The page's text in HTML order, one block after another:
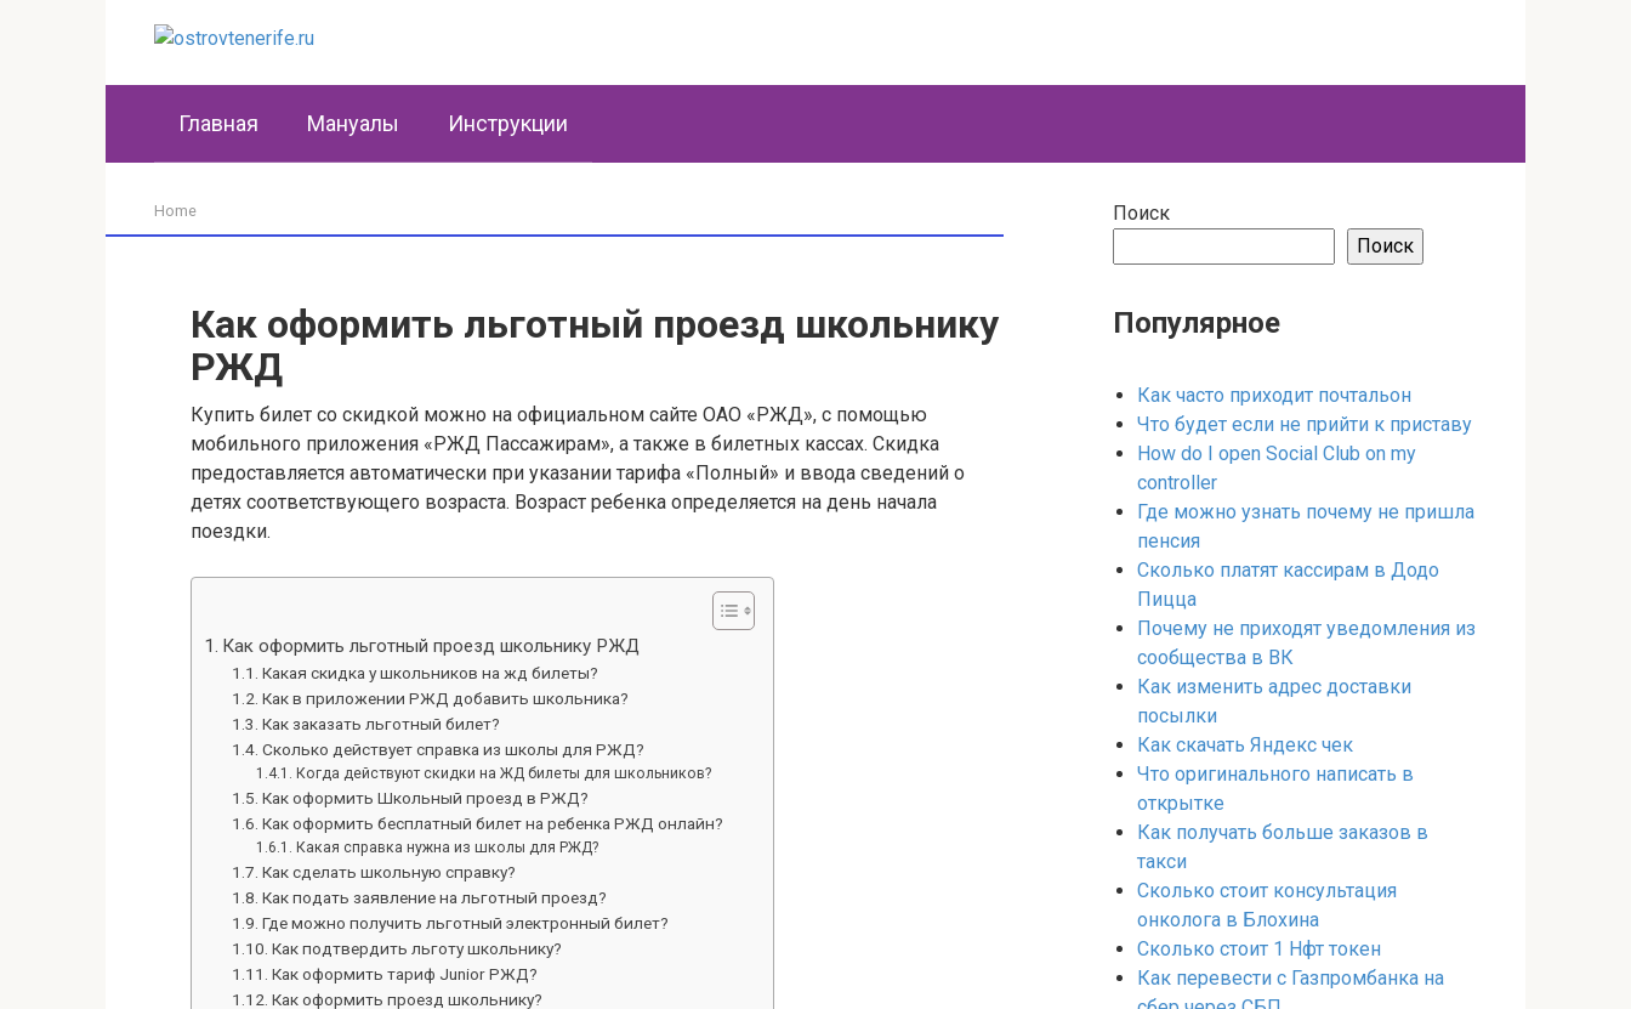
Главная Мануалы Инструкции
Home
Как оформить льготный проезд школьнику
РЖД
Купить билет со скидкой можно на официальном сайте ОАО «РЖД», с помощью
мобильного приложения «РЖД Пассажирам», а также в билетных кассах. Скидка
предоставляется автоматически при указании тарифа «Полный» и ввода сведений о
детях соответствующего возраста. Возраст ребенка определяется на день начала
поездки.
Как оформить льготный проезд школьнику РЖД
Какая скидка у школьников на жд билеты?
Как в приложении РЖД добавить школьника?
Как заказать льготный билет?
Сколько действует справка из школы для РЖД?
Когда действуют скидки на ЖД билеты для школьников?
Как оформить Школьный проезд в РЖД?
Как оформить бесплатный билет на ребенка РЖД онлайн?
Какая справка нужна из школы для РЖД?
Как сделать школьную справку?
Как подать заявление на льготный проезд?
Где можно получить льготный электронный билет?
Как подтвердить льготу школьнику?
Как оформить тариф Junior РЖД?
Как оформить проезд школьнику?
Поиск
Поиск
Популярное
Как часто приходит почтальон
Что будет если не прийти к приставу
How do I open Social Club on my
controller
Где можно узнать почему не пришла
пенсия
Сколько платят кассирам в Додо
Пицца
Почему не приходят уведомления из
сообщества в ВК
Как изменить адрес доставки
посылки
Как скачать Яндекс чек
Что оригинального написать в
открытке
Как получать больше заказов в
такси
Сколько стоит консультация
онколога в Блохина
Сколько стоит 1 Нфт токен
Как перевести с Газпромбанка на